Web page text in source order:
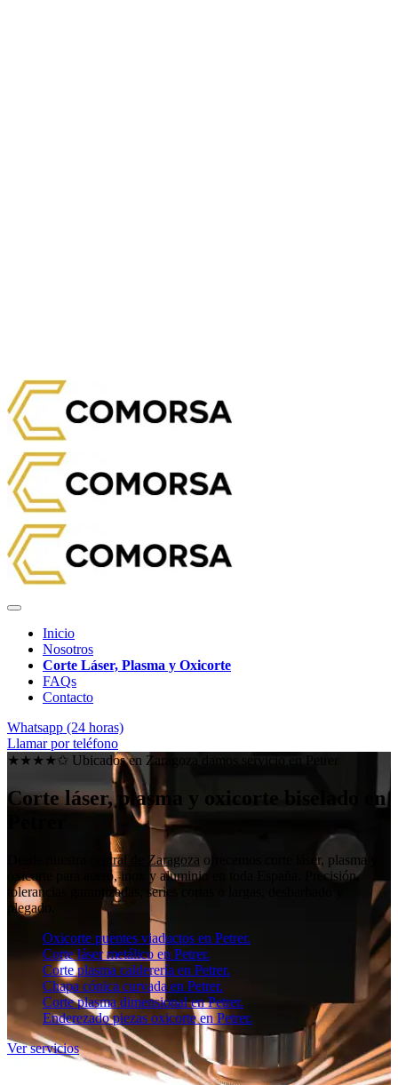
Inicio
Nosotros
Corte Láser, Plasma y Oxicorte
FAQs
Contacto
Whatsapp (24 horas)
Llamar por teléfono
★★★★✩ Ubicados en Zaragoza damos servicio en
Corte láser, plasma y oxicorte biselado en
central de Zaragoza ofrecemos corte láser, plasma y
oxicorte para acero, inox y aluminio en toda España. Precisión,
tolerancias garantizadas, series cortas o largas, desbarbado y
plegado.
Oxicorte puentes viaductos en Petrer.
Corte láser metálico en Petrer.
Corte plasma calderería en Petrer.
Chapa cónica curvada en Petrer.
Corte plasma dimensional en Petrer.
Enderezado piezas oxicorte en Petrer.
Ver servicios